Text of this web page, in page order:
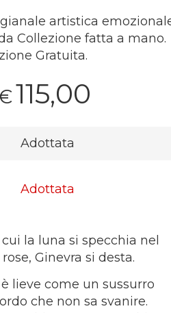
artistica
Collezione fatta a mano.
Gratuita.
115,00
Adottata
Adottata
la luna si specchia nel
Ginevra si desta.
lieve come un sussurro
che non sa svanire.